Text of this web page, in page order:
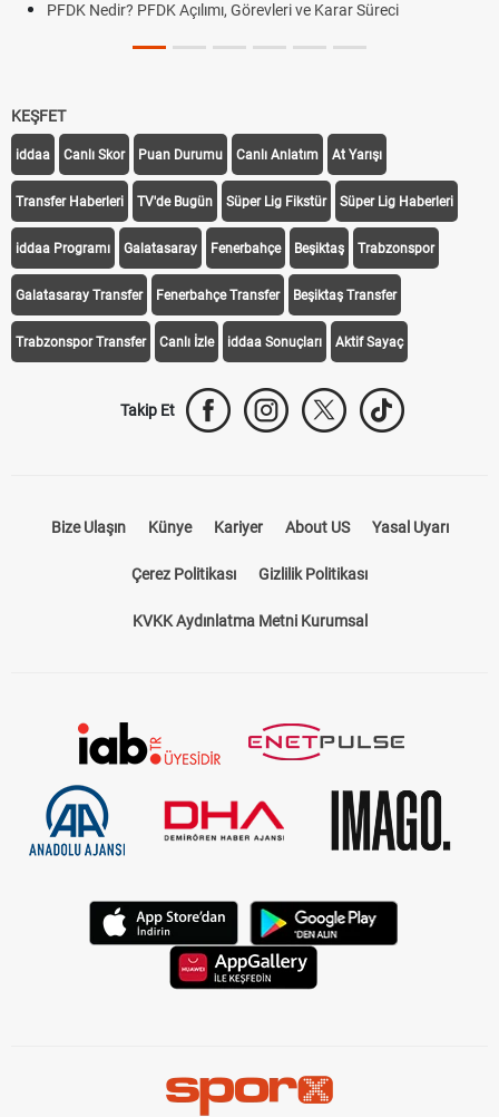
PFDK Nedir? PFDK Açılımı, Görevleri ve Karar Süreci
KEŞFET
iddaa Canlı Skor Puan Durumu Canlı Anlatım At Yarışı
Transfer Haberleri TV'de Bugün Süper Lig Fikstür Süper Lig Haberleri
iddaa Programı Galatasaray Fenerbahçe Beşiktaş Trabzonspor
Galatasaray Transfer Fenerbahçe Transfer Beşiktaş Transfer
Trabzonspor Transfer Canlı İzle iddaa Sonuçları Aktif Sayaç
Takip Et
Bize Ulaşın Künye Kariyer About US Yasal Uyarı
Çerez Politikası Gizlilik Politikası
KVKK Aydınlatma Metni Kurumsal